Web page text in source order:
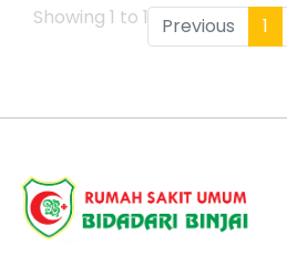
Showing 1 to 1 of 1 entries
Previous 1